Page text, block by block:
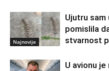
Najnovije
Ujutru
pomislila
stvarnost
U avionu